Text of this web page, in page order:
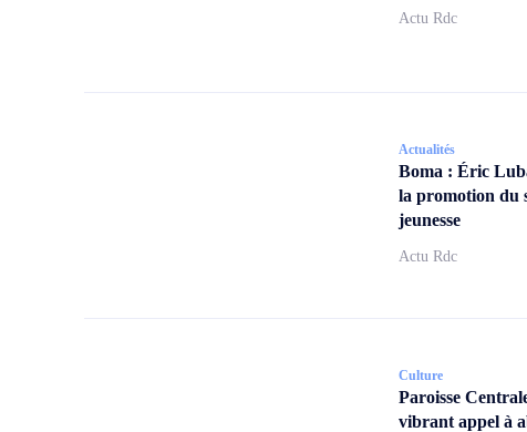
Actu Rdc
Actualités
Boma : Éric
la promotion du
jeunesse
Actu Rdc
Culture
Paroisse
vibrant appel à